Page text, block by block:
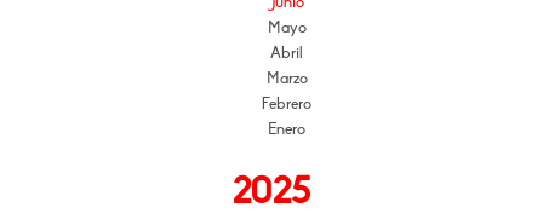
Mayo
Abril
Marzo
Febrero
Enero
2025